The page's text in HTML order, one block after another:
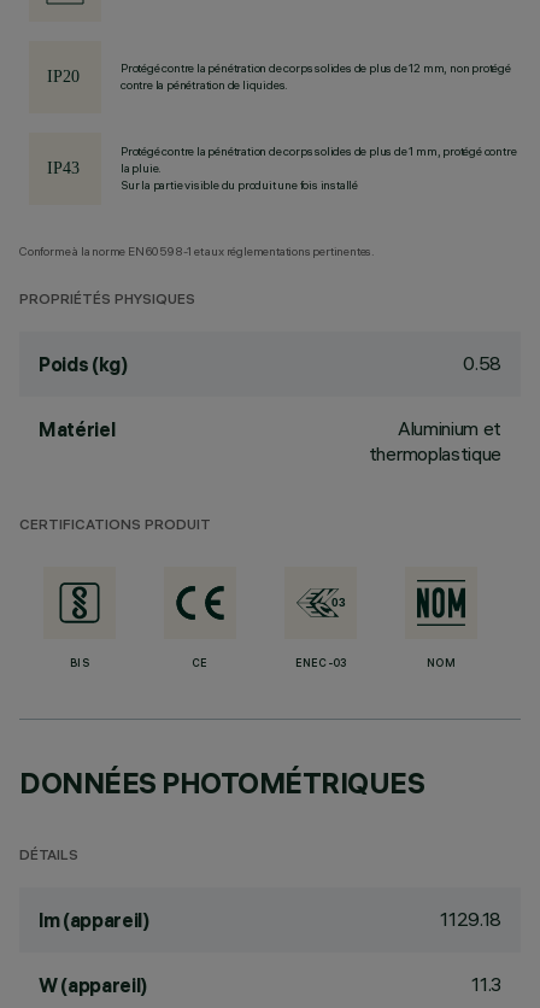
Protégé contre la pénétration de corps solides de plus de 12 mm, non protégé
contre la pénétration de liquides.
Protégé contre la pénétration de corps solides de plus de 1 mm, protégé contre
la pluie.
Sur la partie visible du produit une fois installé
Conforme à la norme EN60598-1 et aux réglementations pertinentes.
PROPRIÉTÉS PHYSIQUES
Poids (kg) 0.58
Matériel
Aluminium et
thermoplastique
CERTIFICATIONS PRODUIT
BIS CE ENEC-03 NOM
DONNÉES PHOTOMÉTRIQUES
DÉTAILS
lm (appareil) 1129.18
W (appareil) 11.3